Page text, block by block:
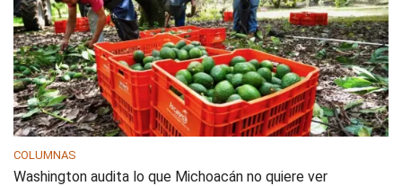
COLUMNAS
Washington audita lo que Michoacán no quiere ver